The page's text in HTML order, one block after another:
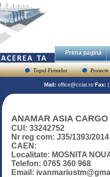
Prima pagină
Topul Firmelor Proiecte
Mail: office@cciat.ro Fax:
ANAMAR ASIA CARGO
CUI: 33242752
Nr reg com: J35/1393/2014
CAEN:
Localitate: MOSNITA
Telefon: 0765 360 968
Email: